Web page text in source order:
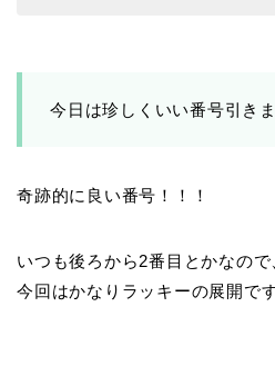
今日は珍しくいい番号引き
奇跡的に良い番号！！！
いつも後ろから2番目とかなので
今回はかなりラッキーの展開で